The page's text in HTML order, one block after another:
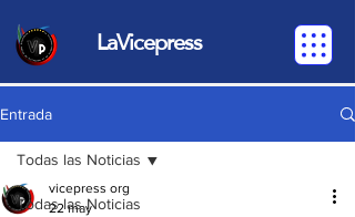
LaVicepress
Entrada
Todas las Noticias
Todas las Noticias
vicepress org
22 may